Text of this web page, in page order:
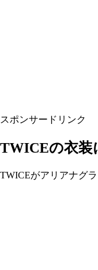
スポンサードリンク
TWICEの衣装
TWICEがアリアナグ